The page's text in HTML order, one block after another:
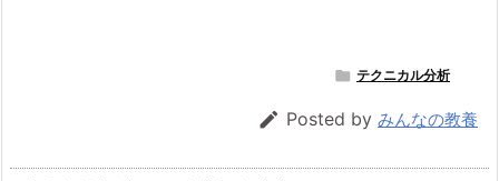
 テクニカル分析
 Posted by みんなの教養